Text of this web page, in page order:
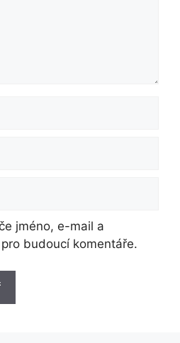
jméno, e-mail a
budoucí komentáře.